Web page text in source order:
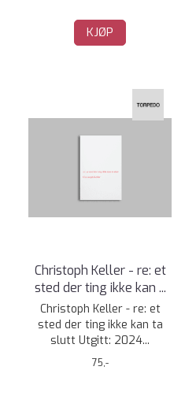
KJØP
Christoph Keller - re: et
sted der ting ikke kan ...
Christoph Keller - re: et
sted der ting ikke kan ta
slutt Utgitt: 2024...
75,-